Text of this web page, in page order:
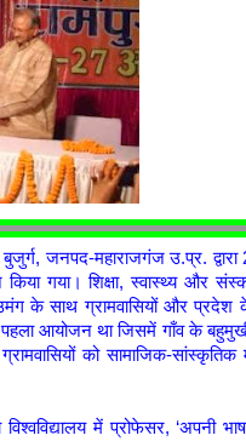
बुजुर्ग, जनपद-महाराजगंज उ.प्र.
गया। शिक्षा, स्वास्थ्य और
के साथ ग्रामवासियों और
पहला आयोजन था जिसमें गाँव के
को सामाजिक-सांस्कृतिक
में प्रोफेसर, ‘अपनी